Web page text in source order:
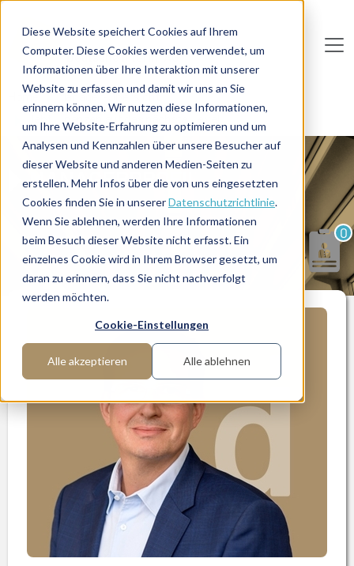
Diese Website speichert Cookies auf Ihrem
Computer. Diese Cookies werden verwendet, um
Informationen über Ihre Interaktion mit unserer
Website zu erfassen und damit wir uns an Sie
erinnern können. Wir nutzen diese Informationen,
um Ihre Website-Erfahrung zu optimieren und um
Analysen und Kennzahlen über unsere Besucher auf
dieser Website und anderen Medien-Seiten zu
erstellen. Mehr Infos über die von uns eingesetzten
Cookies finden Sie in unsererDatenschutzrichtlinie.
Wenn Sie ablehnen, werden Ihre Informationen
beim Besuch dieser Website nicht erfasst. Ein
einzelnes Cookie wird in Ihrem Browser gesetzt, um
daran zu erinnern, dass Sie nicht nachverfolgt
werden möchten.
Cookie-Einstellungen
Alle akzeptieren Alle ablehnen
Deutsc he InterimAG
Home
Manager-Übersicht
MANAGERPROFIL
0